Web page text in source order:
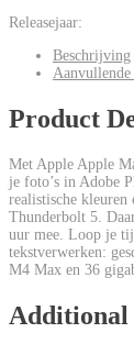
Releasejaar:
Beschrijving
Product
Met Apple Apple
je foto’s in Adobe
realistische
Thunderbolt 5.
uur mee. Loop je
tekstverwerken:
M4 Max en 36